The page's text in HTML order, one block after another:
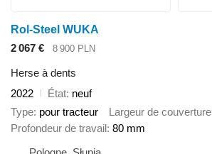
Rol-Steel WUKA
2 067 €
8 900 PLN
Herse à dents
2022
État neuf
Type pour tracteur Largeur de couverture
Profondeur de travail 80 mm